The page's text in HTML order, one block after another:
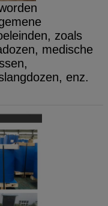
zoals
medische
enz.